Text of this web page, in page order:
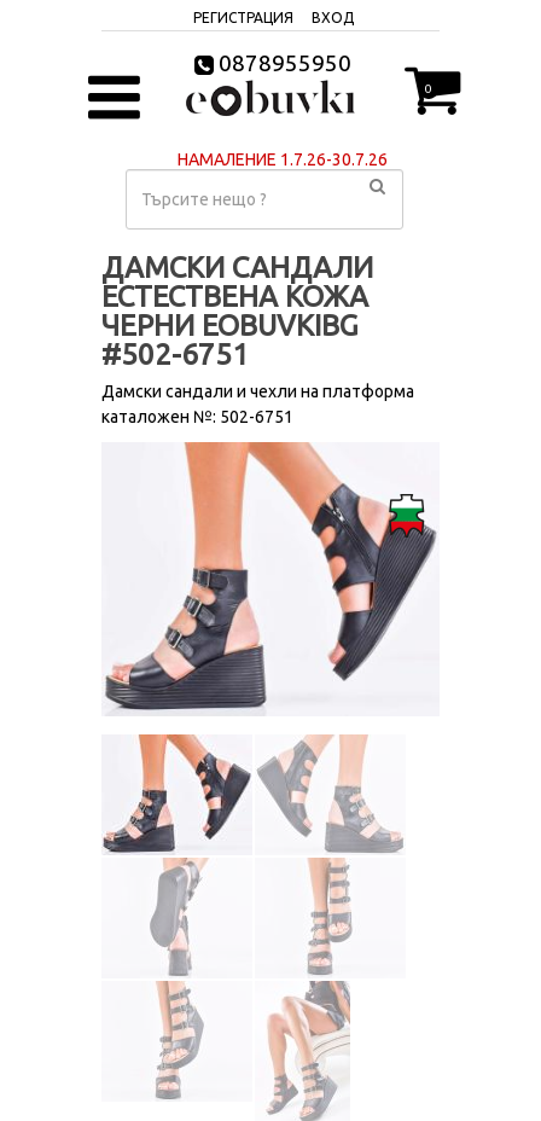
РЕГИСТРАЦИЯ ВХОД
0878955950
0
НАМАЛЕНИЕ 1.7.26-30.7.26
ДАМСКИ САНДАЛИ
ЕСТЕСТВЕНА КОЖА
ЧЕРНИ EOBUVKIBG
#502-6751
Дамски сандали и чехли на платформа
каталожен №: 502-6751